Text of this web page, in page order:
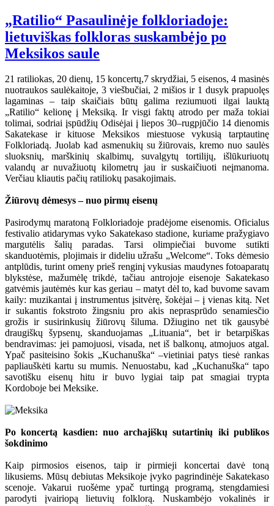
„Ratilio“ Pasaulinėje folkloriadoje:
lietuviškas folkloras suskambėjo po
Meksikos saule
21 ratiliokas, 20 dienų, 15 koncertų,7 skrydžiai, 5 eisenos, 4 masinės
nuotraukos saulėkaitoje, 3 viešbučiai, 2 mišios ir 1 dusyk prapuolęs
lagaminas – taip skaičiais būtų galima reziumuoti ilgai lauktą
„Ratilio“ kelionę į Meksiką. Ir visgi faktų atrodo per maža tokiai
tolimai, sodriai įspūdžių Odisėjai į liepos 30–rugpjūčio 14 dienomis
Sakatekase ir kituose Meksikos miestuose vykusią tarptautinę
Folkloriadą. Juolab kad asmenukių su žiūrovais, kremo nuo saulės
sluoksnių, marškinių skalbimų, suvalgytų tortilijų, išlūkuriuotų
valandų ar nuvažiuotų kilometrų jau ir suskaičiuoti neįmanoma.
Verčiau kliautis pačių ratiliokų pasakojimais.
Žiūrovų dėmesys – nuo pirmų eisenų
Pasirodymų maratoną Folkloriadoje pradėjome eisenomis. Oficialus
festivalio atidarymas vyko Sakatekaso stadione, kuriame pražygiavo
margutėlis šalių paradas. Tarsi olimpiečiai buvome sutikti
skanduotėmis, plojimais ir dideliu užrašu „Welcome“. Toks dėmesio
antplūdis, turint omeny prieš renginį vykusias maudynes fotoaparatų
blykstėse, mažumėlę trikdė, tačiau antrojoje eisenoje Sakatekaso
gatvėmis jautėmės kur kas geriau – matyt dėl to, kad buvome savam
kaily: muzikantai į instrumentus įsitvėrę, šokėjai – į vienas kitą. Net
ir sukantis fokstroto žingsniu pro akis neprasprūdo senamiesčio
grožis ir susirinkusių žiūrovų šiluma. Džiugino net tik gausybė
draugiškų šypsenų, skanduojamas „Lituania“, bet ir betarpiškas
bendravimas: jei pamojuosi, visada, net iš balkonų, atmojuos atgal.
Ypač pasiteisino šokis „Kuchanuška“ –vietiniai patys tiesė rankas
papliauškėti kartu su mumis. Nenuostabu, kad „Kuchanuška“ tapo
savotišku eisenų hitu ir buvo lygiai taip pat smagiai trypta
Kordoboje bei Meksike.
Po koncertą kasdien: nuo archajiškų sutartinių iki publikos
šokdinimo
Kaip pirmosios eisenos, taip ir pirmieji koncertai davė toną
likusiems. Mūsų debiutas Meksikoje įvyko pagrindinėje Sakatekaso
scenoje. Vakarui ruošėme ypač turtingą programą, stengdamiesi
parodyti įvairiopą lietuvių folklorą. Nuskambėjo vokalinės ir